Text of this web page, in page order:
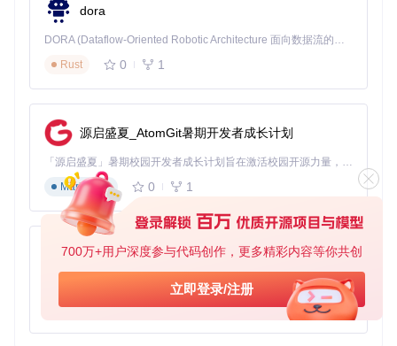
700万+用户深度参与代码创作，更多精彩内容等你共创
立即登录/注册
如果你希望去除署名链接并用于商业项目，可以购买其商业许
可证。为了保持项目的活跃与更新，请通过官方渠道支持作
者。
想要查看更多的功能和实时演示？访问
带给你的无限可能！
如果你正在寻找一个能快速启动后台开发的工作流解决方案，
那么Portal无疑是你的理想之选。立即下载并开始你的项目之
旅吧！
dora
DORA (Dataflow-Oriented Robotic Architecture 面向数据流的机器人架构) 是为 AI 与具身智能机器人打造的高性能开发框架，以数据流范式重构开发逻辑，原生支持分布式部署与端边云协同 —— 无需复杂适配，即可实现一体端到端具身大小脑、VLA等模型部署，无缝衔接感知、推理、控制全链路，让 AI 能力与机器人动作深度融合。 依托 Rust 内核与零拷贝通信技术，它将具身大小脑、VLA等模型推理、多模态数据融合延迟压缩至微秒级，同时兼容 ROS2 生态与国产 AI 芯片，彻底降低具身智能机器人的开发门槛，让分布式部署下的 AI 赋能创新更高效、更灵活。
Rust
0 1
源启盛夏_AtomGit暑期开发者成长计划
「源启盛夏」暑期校园开发者成长计划旨在激活校园开源力量，通过积分激励、认证扶持、资源倾斜等形式，引导高校组织和开发者完成「入驻 — 建项目 — 做贡献 — 获认证 — 得资源」的完整闭环。无论你是想带领社团入驻平台的组织者，还是希望用代码贡献证明自己的开发者，都能在这里找到属于你的成长路径。
Markdown
0 1
py-xiaozhi
基于Python的Xiaozhi AI，适用于想要完整Xiaozhi体验而无需拥有专用硬件的用户。
Python
0 1